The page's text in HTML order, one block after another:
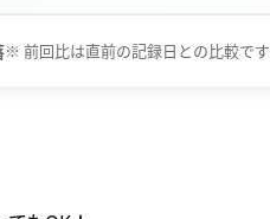
※ 前回比は直前の記録日との比較です